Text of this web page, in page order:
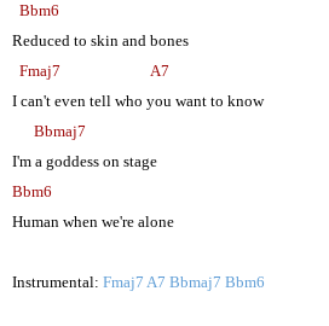
Bbm6
Reduced to skin and bones
Fmaj7
A7
I can't even tell who you want to know
Bbmaj7
I'm a goddess on stage
Bbm6
Human when we're alone
Instrumental: Fmaj7 A7 Bbmaj7 Bbm6